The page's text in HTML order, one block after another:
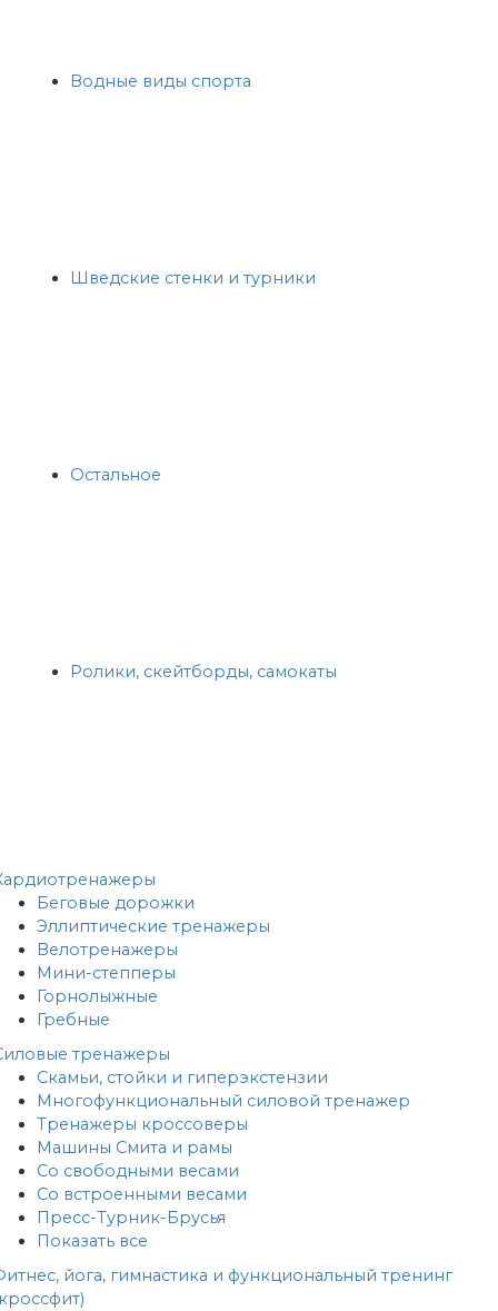
Водные виды спорта
Шведские стенки и турники
Остальное
Ролики, скейтборды, самокаты
Беговые дорожки
Эллиптические тренажеры
Велотренажеры
Мини-степперы
Горнолыжные
Гребные
тренажеры
Скамьи, стойки и гиперэкстензии
Многофункциональный силовой тренажер
Тренажеры кроссоверы
Машины Смита и рамы
Со свободными весами
Со встроенными весами
Пресс-Турник-Брусья
Показать все
йога, гимнастика и функциональный тренинг